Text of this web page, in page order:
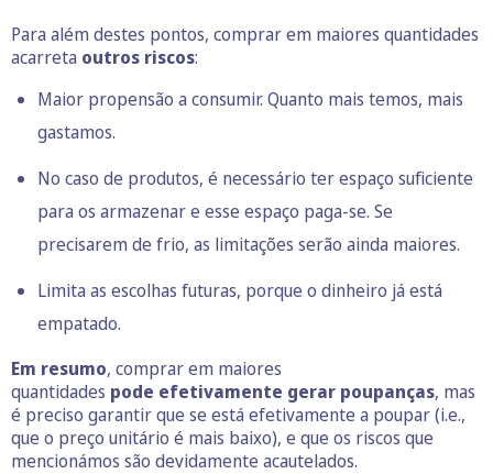
Para além destes pontos, comprar em maiores quantidades
acarreta outros riscos:
Maior propensão a consumir. Quanto mais temos, mais
gastamos.
No caso de produtos, é necessário ter espaço suficiente
para os armazenar e esse espaço paga-se. Se
precisarem de frio, as limitações serão ainda maiores.
Limita as escolhas futuras, porque o dinheiro já está
empatado.
Em resumo, comprar em maiores
quantidades pode efetivamente gerar poupanças, mas
é preciso garantir que se está efetivamente a poupar (i.e.,
que o preço unitário é mais baixo), e que os riscos que
mencionámos são devidamente acautelados.